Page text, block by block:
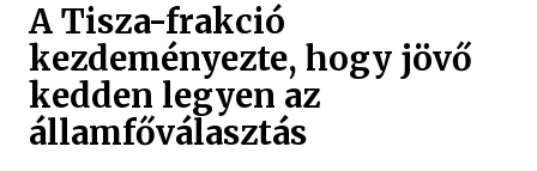
A Tisza-frakció
kezdeményezte, hogy jövő
kedden legyen az
államfőválasztás